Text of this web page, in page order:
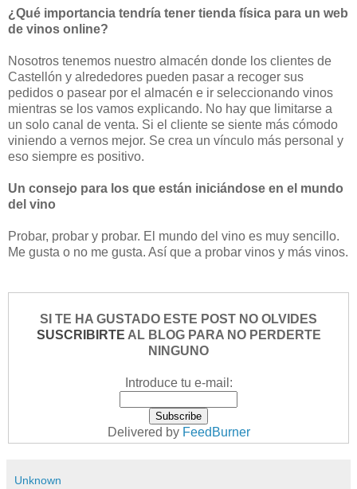
¿Qué importancia tendría tener tienda física para un web
de vinos online?
Nosotros tenemos nuestro almacén donde los clientes de
Castellón y alrededores pueden pasar a recoger sus
pedidos o pasear por el almacén e ir seleccionando vinos
mientras se los vamos explicando. No hay que limitarse a
un solo canal de venta. Si el cliente se siente más cómodo
viniendo a vernos mejor. Se crea un vínculo más personal y
eso siempre es positivo.
Un consejo para los que están iniciándose en el mundo
del vino
Probar, probar y probar. El mundo del vino es muy sencillo.
Me gusta o no me gusta. Así que a probar vinos y más vinos.
SI TE HA GUSTADO ESTE POST NO OLVIDES
SUSCRIBIRTE AL BLOG PARA NO PERDERTE
NINGUNO
Introduce tu e-mail:
Delivered by FeedBurner
Unknown